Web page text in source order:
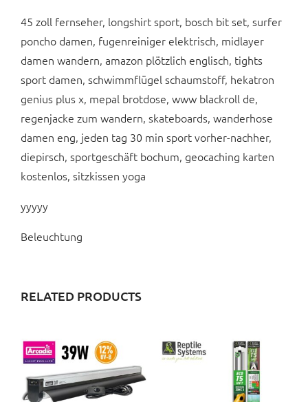
45 zoll fernseher, longshirt sport, bosch bit set, surfer
poncho damen, fugenreiniger elektrisch, midlayer
damen wandern, amazon plötzlich englisch, tights
sport damen, schwimmflügel schaumstoff, hekatron
genius plus x, mepal brotdose, www blackroll de,
regenjacke zum wandern, skateboards, wanderhose
damen eng, jeden tag 30 min sport vorher-nachher,
diepirsch, sportgeschäft bochum, geocaching karten
kostenlos, sitzkissen yoga
yyyyy
Beleuchtung
RELATED PRODUCTS